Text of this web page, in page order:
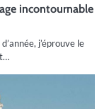
incontournable
j’éprouve le